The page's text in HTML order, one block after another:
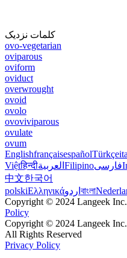
کلمات نزدیک
ovo-vegetarian
oviparous
oviform
oviduct
overwrought
ovoid
ovolo
ovoviviparous
ovulate
ovum
EnglishfrançaisespañolTürkçe
Việtहिन्दीالعربية Filipinoفارسی
中文한국어
polskiΕλληνικάاردو বাংলা
Copyright © 2024 Langeek
Policy
Copyright © 2024 Langeek Inc.
All Rights Reserved
Privacy Policy